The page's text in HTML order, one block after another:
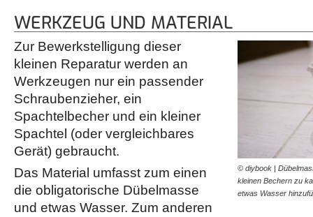
WERKZEUG UND MATERIAL
© diybook |
kleinen Bechern zu
etwas Wasser
Zur Bewerkstelligung dieser
kleinen Reparatur werden an
Werkzeugen nur ein passender
Schraubenzieher, ein
Spachtelbecher und ein kleiner
Spachtel (oder vergleichbares
Gerät) gebraucht.
Das Material umfasst zum einen
die obligatorische Dübelmasse
und etwas Wasser. Zum anderen